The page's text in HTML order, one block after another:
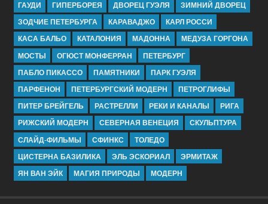
ГАУДИ
ГИПЕРБОРЕЯ ДВОРЕЦ ГУЭЛЯ
ЗИМНИЙ ДВОРЕЦ
ЗОДЧИЕ ПЕТЕРБУРГА
КАРАВАДЖО
КАРЛ РОССИ
КАСА БАЛЬО
КАТАЛОНИЯ МАДОННА
МЕДУЗА ГОРГОНА
МОСТЫ
ОГЮСТ МОНФЕРРАН
ПЕТЕРБУРГ
ПАБЛО ПИКАССО
ПАМЯТНИКИ
ПАРК ГУЭЛЯ
ПАРФЕНОН
ПЕТЕРБУРГСКИЙ МОДЕРН
ПЕТРОГЛИФЫ
ПИТЕР БРЕЙГЕЛЬ
РАСТРЕЛЛИ РЕКИ И КАНАЛЫ
РИГА
РИЖСКИЙ МОДЕРН
СЕВЕРНАЯ ВЕНЕЦИЯ
СКУЛЬПТУРА
СЛАЙД-ФИЛЬМЫ
СФИНКС
ТОЛЕДО
ЦИСТЕРНА БАЗИЛИКА
ЭЛЬ ЭСКОРИАЛ
ЭРМИТАЖ
ЯН ВАН ЭЙК
МАГИЯ ПРИРОДЫ МОДЕРН